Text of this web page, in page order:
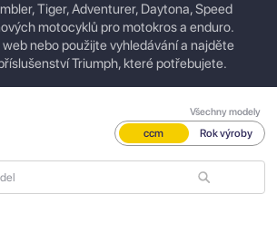
Tiger, Adventurer, Daytona, Speed
motocyklů pro motokros a enduro.
nebo použijte vyhledávání a najděte
Triumph, které potřebujete.
Všechny modely
ccm Rok výroby